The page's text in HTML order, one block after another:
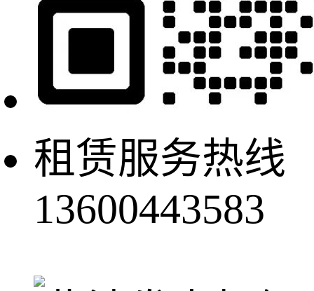
租赁服务热线
13600443583